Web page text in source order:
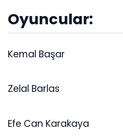
Oyuncular:
Kemal Başar
Zelal Barlas
Efe Can Karakaya